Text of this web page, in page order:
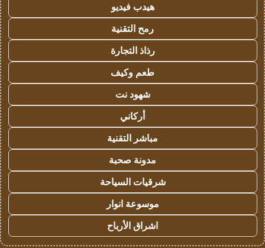
هيدب فيديو
رمح التقنية
رذاذ التجارة
طعم وكيف
شهود نت
أركاني
مباشر التقنية
مدونة صحبة
شرقيات السياحة
موسوعة انوار
اشراق الأرباح